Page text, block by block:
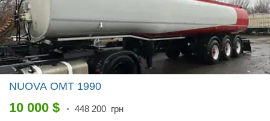
NUOVA OMT 1990
10 000 $ • 448 200 грн